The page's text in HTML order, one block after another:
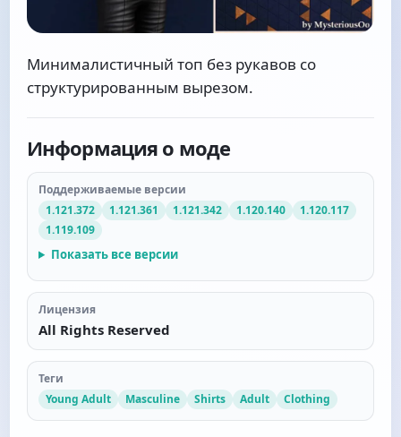
Минималистичный топ без рукавов со
структурированным вырезом.
Информация о моде
Поддерживаемые версии
1.121.372
1.121.361 1.121.342 1.120.140
1.120.117
1.119.109
Показать все версии
Лицензия
All Rights Reserved
Теги
Young Adult
Masculine Shirts Adult Clothing